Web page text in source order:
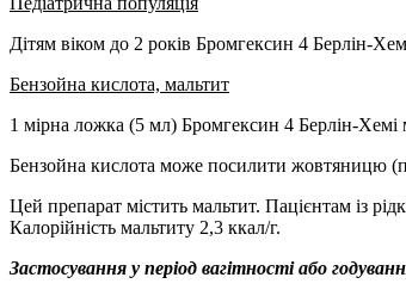
Дітям віком до 2 років Бромгексин 4 Берлін-
Бензойна кислота, мальтит
1 мірна ложка (5 мл) Бромгексин 4 Берлін-Хемі
Бензойна кислота може посилити жовтяницю
Цей препарат містить мальтит. Пацієнтам із
Калорійність мальтиту 2,3 ккал/г.
Застосування у період вагітності або